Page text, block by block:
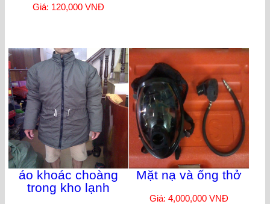
Giá: 120,000 VNĐ
áo khoác choàng
trong kho lạnh
Mặt nạ và ống thở
Giá: 4,000,000 VNĐ